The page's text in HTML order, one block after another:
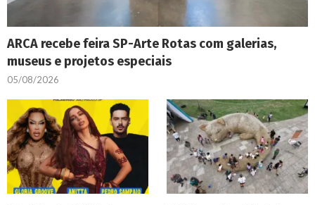
ARCA recebe feira SP-Arte Rotas com galerias,
museus e projetos especiais
05/08/2026